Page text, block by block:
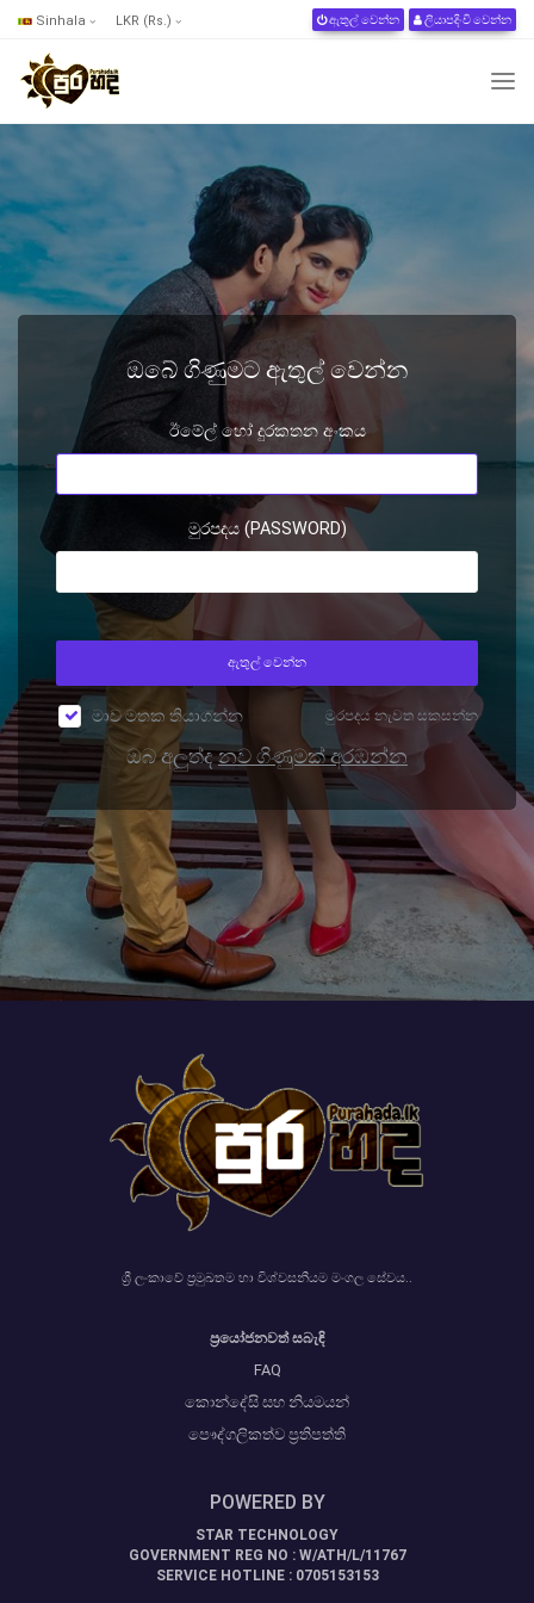
Sinhala LKR (Rs.) ඇතුල් වෙන්න ලියාපදිංචි වෙන්න
ඔබේ ගිණුමට ඇතුල් වෙන්න
ඊමේල් හෝ දුරකතන අංකය
මුරපදය (PASSWORD)
ඇතුල් වෙන්න
මාව මතක තියාගන්න මුරපදය නැවත සකසන්න
ඔබ අලුත්ද නව ගිණුමක් අරඹන්න
ශ්‍රී ලංකාවේ ප්‍රමුඛතම හා විශ්වසනීයම මංගල සේවය..
ප්‍රයෝජනවත් සබැඳි
FAQ
කොන්දේසි සහ නියමයන්
පෞද්ගලිකත්ව ප්‍රතිපත්ති
POWERED BY
STAR TECHNOLOGY
GOVERNMENT REG NO : W/ATH/L/11767
SERVICE HOTLINE : 0705153153